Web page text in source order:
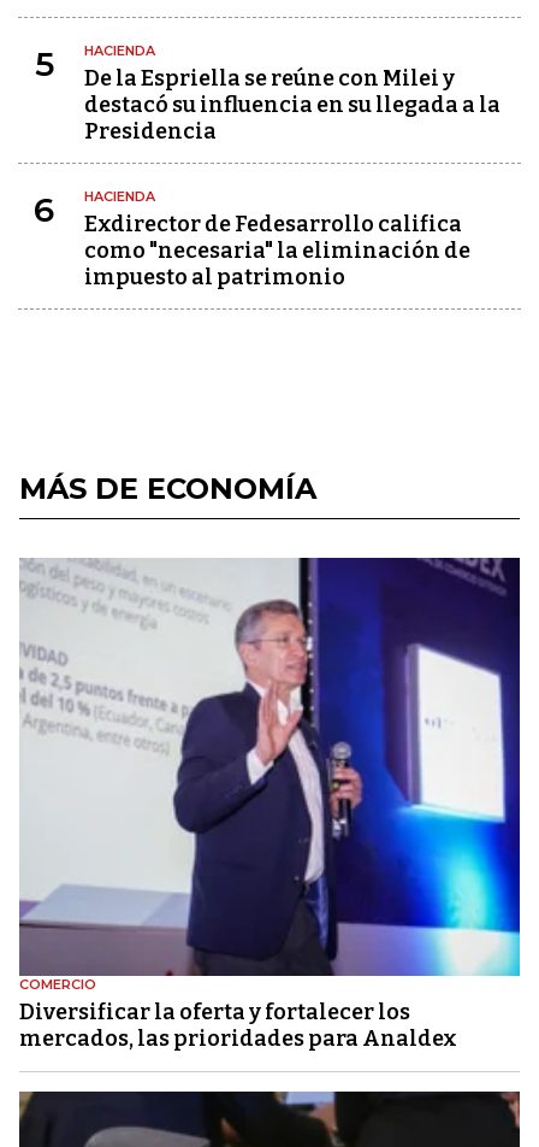
5 HACIENDA
De la Espriella se reúne con Milei y
destacó su influencia en su llegada a la
Presidencia
6 HACIENDA
Exdirector de Fedesarrollo califica
como "necesaria" la eliminación de
impuesto al patrimonio
MÁS DE ECONOMÍA
COMERCIO
Diversificar la oferta y fortalecer los
mercados, las prioridades para Analdex